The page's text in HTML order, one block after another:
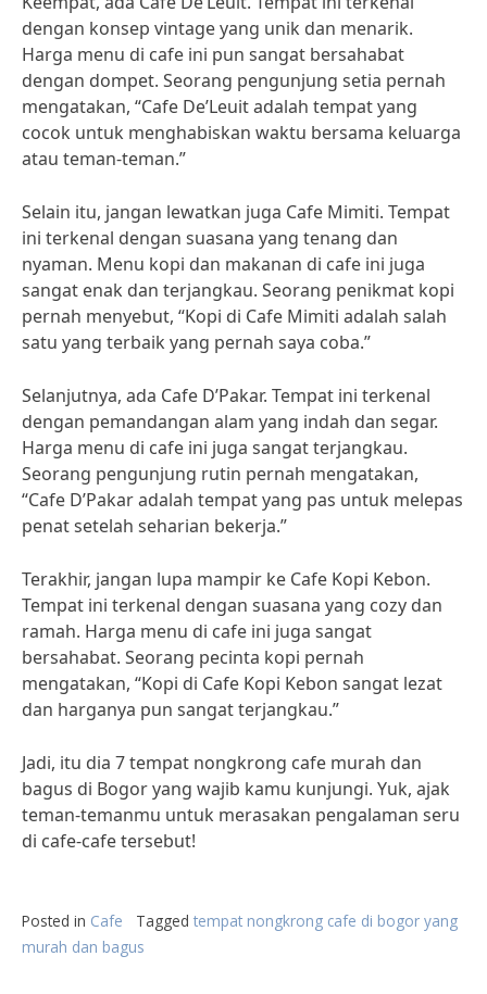
dengan konsep vintage yang unik dan menarik.
Harga menu di cafe ini pun sangat bersahabat
dengan dompet. Seorang pengunjung setia pernah
mengatakan, “Cafe De’Leuit adalah tempat yang
cocok untuk menghabiskan waktu bersama keluarga
atau teman-teman.”
Selain itu, jangan lewatkan juga Cafe Mimiti. Tempat
ini terkenal dengan suasana yang tenang dan
nyaman. Menu kopi dan makanan di cafe ini juga
sangat enak dan terjangkau. Seorang penikmat kopi
pernah menyebut, “Kopi di Cafe Mimiti adalah salah
satu yang terbaik yang pernah saya coba.”
Selanjutnya, ada Cafe D’Pakar. Tempat ini terkenal
dengan pemandangan alam yang indah dan segar.
Harga menu di cafe ini juga sangat terjangkau.
Seorang pengunjung rutin pernah mengatakan,
“Cafe D’Pakar adalah tempat yang pas untuk melepas
penat setelah seharian bekerja.”
Terakhir, jangan lupa mampir ke Cafe Kopi Kebon.
Tempat ini terkenal dengan suasana yang cozy dan
ramah. Harga menu di cafe ini juga sangat
bersahabat. Seorang pecinta kopi pernah
mengatakan, “Kopi di Cafe Kopi Kebon sangat lezat
dan harganya pun sangat terjangkau.”
Jadi, itu dia 7 tempat nongkrong cafe murah dan
bagus di Bogor yang wajib kamu kunjungi. Yuk, ajak
teman-temanmu untuk merasakan pengalaman seru
di cafe-cafe tersebut!
Posted in Cafe Tagged tempat nongkrong cafe di bogor yang
murah dan bagus